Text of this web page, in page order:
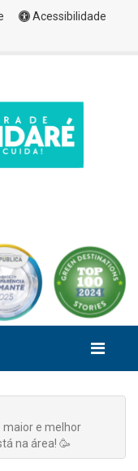
Acessibilidade
maior e melhor
na área! 🥳